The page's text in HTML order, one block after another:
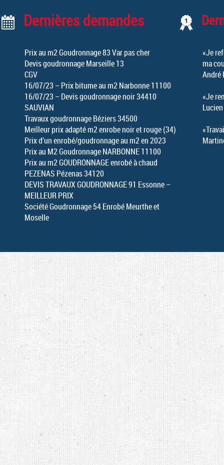
Dernières demandes
Prix au m2 Goudronnage 83 Var pas cher
Devis goudronnage Marseille 13
CGV
16/07/23 – Prix bitume au m2 Narbonne 11100
16/07/23 – Devis goudronnage noir 34410
SAUVIAN
Travaux goudronnage Béziers 34500
Meilleur prix adapté m2 enrobe noir et rouge (34)
Prix d’un enrobé/goudronnage au m2 en 2023
Prix au M2 Goudronnage NARBONNE 11100
Prix au m2 GOUDRONNAGE enrobé à chaud
PEZENAS Pézenas 34120
DEVIS TRAVAUX GOUDRONNAGE 91 Essonne –
MEILLEUR PRIX
Société Goudronnage 54 Enrobé Meurthe et
Moselle
«Je
ma
André
«Je
Lucien